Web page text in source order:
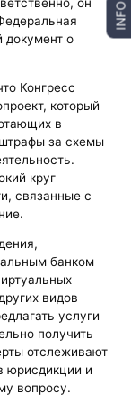
он
документ о
Конгресс
который
в
за схемы
круг
связанные с
банком
видов
услуги
получить
отслеживают
юрисдикции и
вопросу.
INFO